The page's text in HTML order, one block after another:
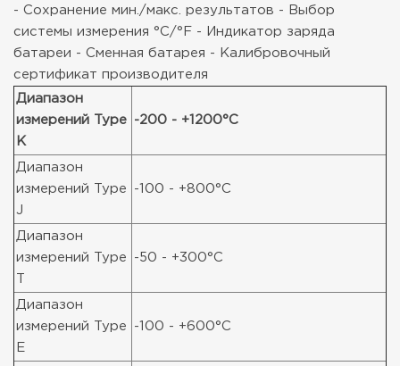
- Сохранение мин./макс. результатов - Выбор
системы измерения °C/°F - Индикатор заряда
батареи - Сменная батарея - Калибровочный
сертификат производителя
Диапазон
измерений Type
K
-200 - +1200°C
Диапазон
измерений Type
J
-100 - +800°C
Диапазон
измерений Type
-50 - +300°C
Диапазон
измерений Type
E
-100 - +600°C